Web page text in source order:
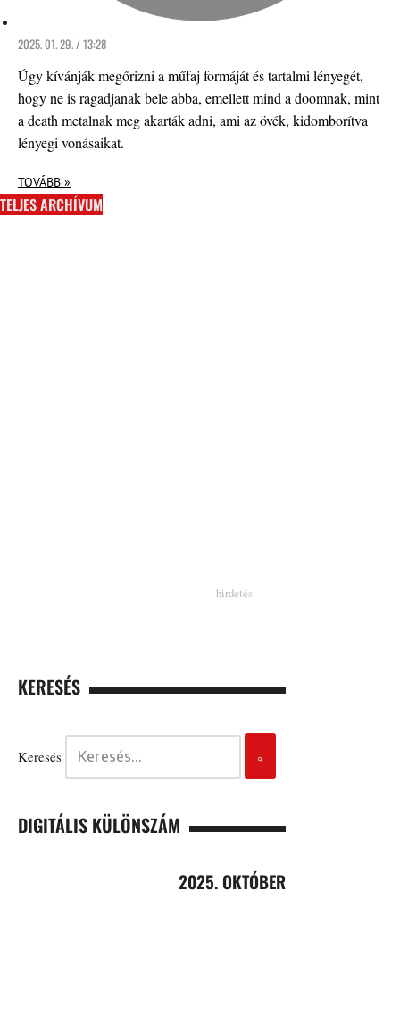
2025. 01. 29. / 13:28
Úgy kívánják megőrizni a műfaj formáját és tartalmi lényegét,
hogy ne is ragadjanak bele abba, emellett mind a doomnak, mint
a death metalnak meg akarták adni, ami az övék, kidomborítva
lényegi vonásaikat.
TOVÁBB »
TELJES ARCHÍVUM
KERESÉS
Keresés
DIGITÁLIS KÜLÖNSZÁM
2025. OKTÓBER